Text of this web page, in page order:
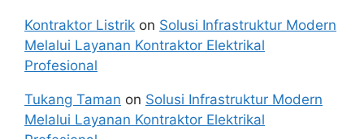
Kontraktor Listrik on Solusi Infrastruktur Modern
Melalui Layanan Kontraktor Elektrikal
Profesional
Tukang Taman on Solusi Infrastruktur Modern
Melalui Layanan Kontraktor Elektrikal